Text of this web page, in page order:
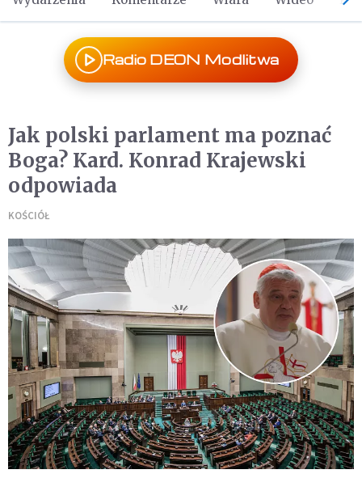
Radio DEON Modlitwa
Jak polski parlament ma poznać
Boga? Kard. Konrad Krajewski
odpowiada
KOŚCIÓŁ